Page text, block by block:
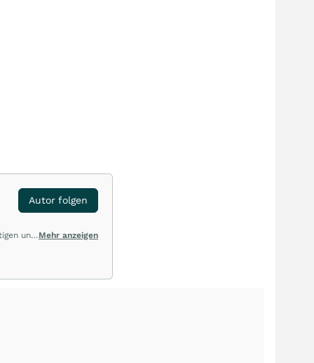
Autor folgen
Mehr anzeigen
und